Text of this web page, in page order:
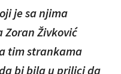
je sa njima
Zoran Živković
tim strankama
bi bila u prilici da